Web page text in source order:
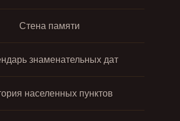
Стена памяти
знаменательных дат
населенных пунктов